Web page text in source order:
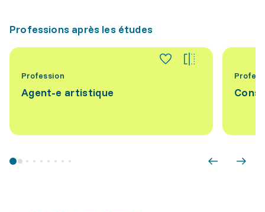
Professions après les études
Profession
Agent-e artistique